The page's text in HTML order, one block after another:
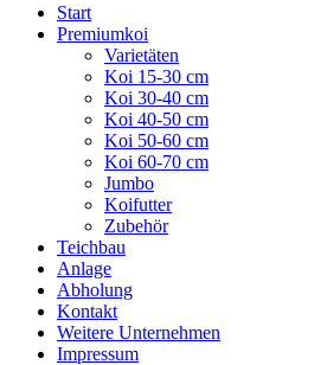
Start
Premiumkoi
Varietäten
Koi 15-30 cm
Koi 30-40 cm
Koi 40-50 cm
Koi 50-60 cm
Koi 60-70 cm
Jumbo
Koifutter
Zubehör
Teichbau
Anlage
Abholung
Kontakt
Weitere Unternehmen
Impressum